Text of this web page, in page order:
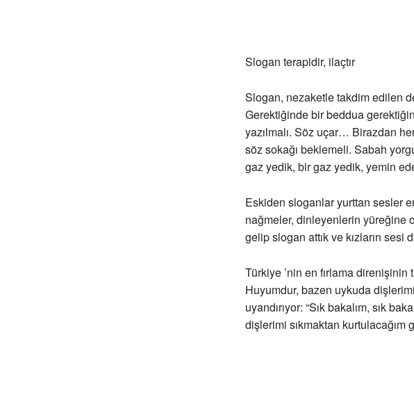
Slogan terapidir, ilaçtır
Slogan, nezaketle takdim edilen
Gerektiğinde bir beddua
yazılmalı. Söz uçar… Birazdan
söz sokağı beklemeli. Sabah
gaz yedik, bir gaz yedik, yemin
Eskiden sloganlar yurttan sesler
nağmeler, dinleyenlerin yüreğine
gelip slogan attık ve kızların sesi
Türkiye ’nin en fırlama direnişinin
Huyumdur, bazen uykuda
uyandırıyor: “Sık bakalım, sık
dişlerimi sıkmaktan